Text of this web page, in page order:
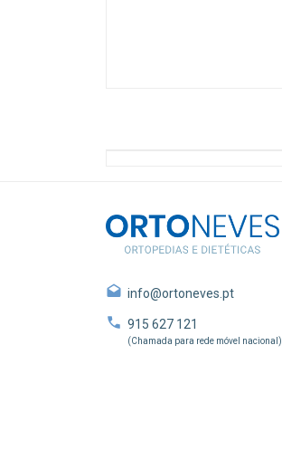
info@ortoneves.pt
915 627 121
(Chamada para rede móvel nacional)